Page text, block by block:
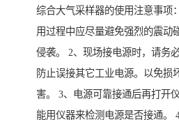
综合大气采样器的使用注意事项
用过程中应尽量避免强烈的震动
侵袭。 2、现场接电源时，请务
防止误接其它工业电源。以免损
害。 3、电源可靠接通后再打开
能用仪器来检测电源是否接通。